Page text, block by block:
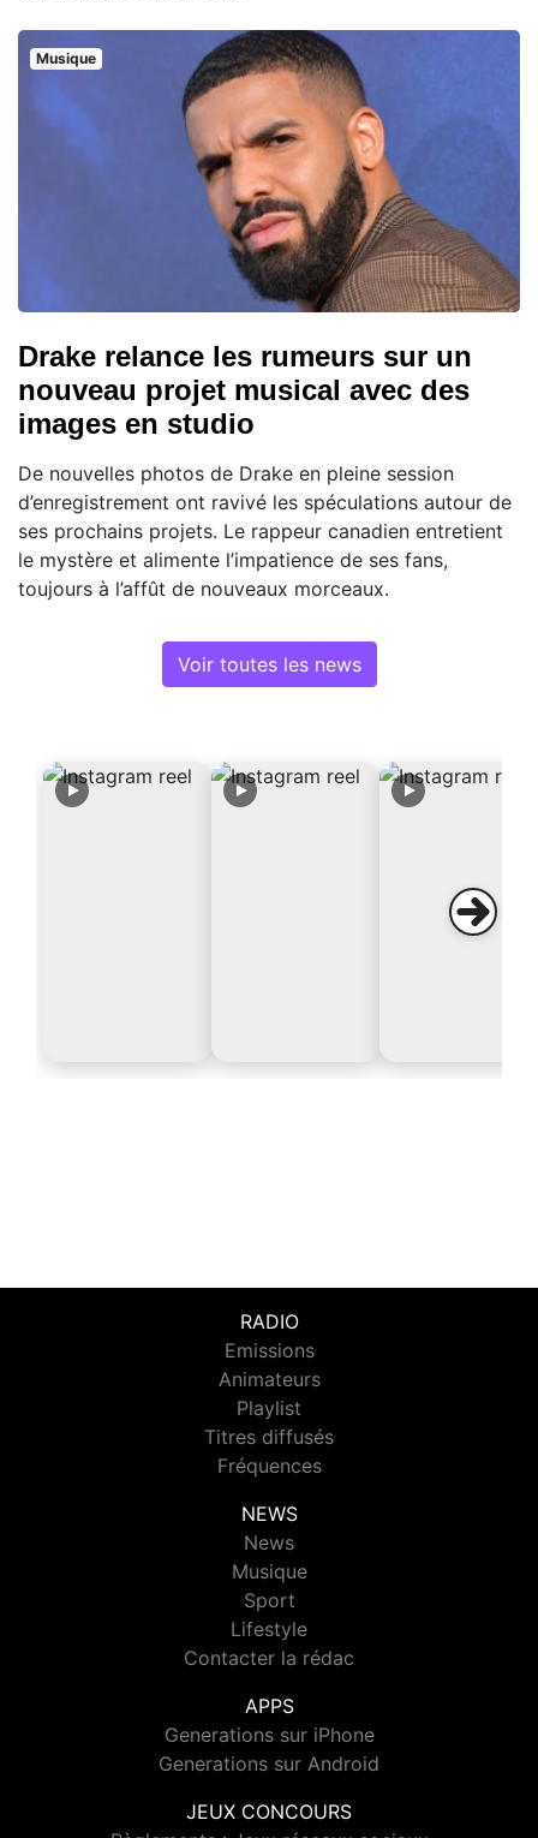
Musique
Drake relance les rumeurs sur un
nouveau projet musical avec des
images en studio
De nouvelles photos de Drake en pleine session
d’enregistrement ont ravivé les spéculations autour de
ses prochains projets. Le rappeur canadien entretient
le mystère et alimente l’impatience de ses fans,
toujours à l’affût de nouveaux morceaux.
Voir toutes les news
RADIO
Emissions
Animateurs
Playlist
Titres diffusés
Fréquences
NEWS
News
Musique
Sport
Lifestyle
Contacter la rédac
APPS
Generations sur iPhone
Generations sur Android
JEUX CONCOURS